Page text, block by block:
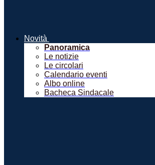
Novità
Panoramica
Le notizie
Le circolari
Calendario eventi
Albo online
Bacheca Sindacale